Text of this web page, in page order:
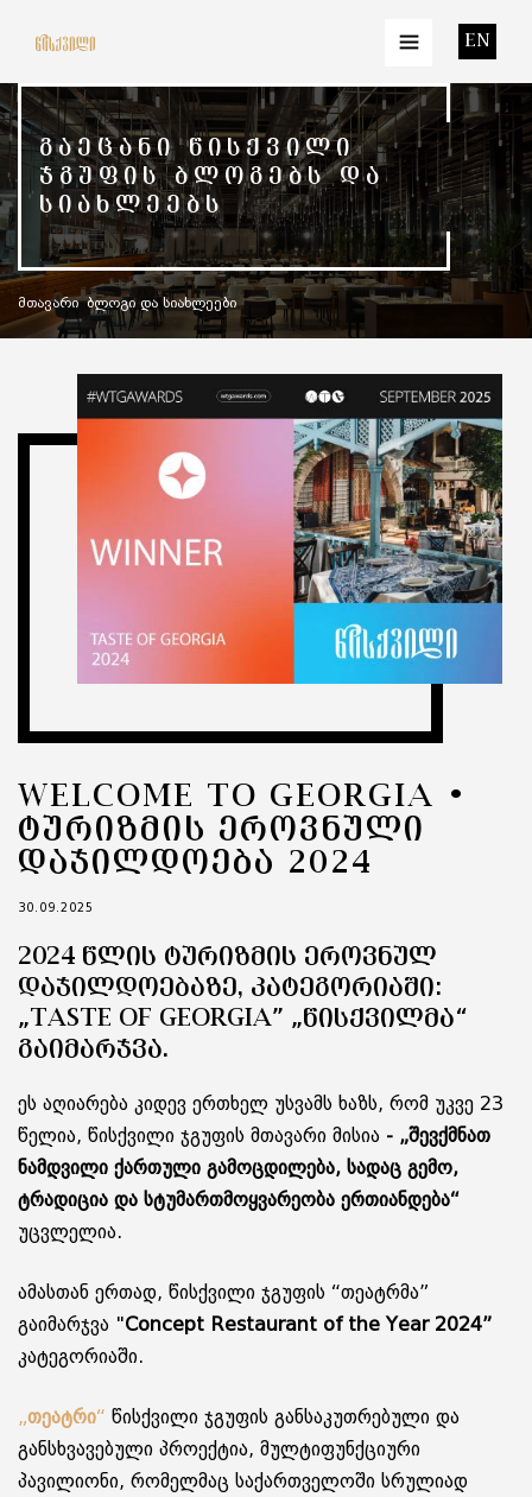
EN
ᲒᲐᲔᲪᲐᲜᲘ ᲬᲘᲡᲥᲕᲘᲚᲘ
ᲯᲒᲣᲤᲘᲡ ᲑᲚᲝᲒᲔᲑᲡ ᲓᲐ
ᲡᲘᲐᲮᲚᲔᲔᲑᲡ
მთავარი ბლოგი და სიახლეები
WELCOME TO GEORGIA •
ᲢᲣᲠᲘᲖᲛᲘᲡ ᲔᲠᲝᲕᲜᲣᲚᲘ
ᲓᲐᲯᲘᲚᲓᲝᲔᲑᲐ 2024
30.09.2025
2024 ᲬᲚᲘᲡ ᲢᲣᲠᲘᲖᲛᲘᲡ ᲔᲠᲝᲕᲜᲣᲚ
ᲓᲐᲯᲘᲚᲓᲝᲔᲑᲐᲖᲔ, ᲙᲐᲢᲔᲒᲝᲠᲘᲐᲨᲘ:
„TASTE OF GEORGIA” „ᲬᲘᲡᲥᲕᲘᲚᲛᲐ“
ᲒᲐᲘᲛᲐᲠᲯᲕᲐ.
ეს აღიარება კიდევ ერთხელ უსვამს ხაზს, რომ უკვე 23
წელია, წისქვილი ჯგუფის მთავარი მისია - „შევქმნათ
ნამდვილი ქართული გამოცდილება, სადაც გემო,
ტრადიცია და სტუმართმოყვარეობა ერთიანდება“
უცვლელია.
ამასთან ერთად, წისქვილი ჯგუფის “თეატრმა”
გაიმარჯვა "Concept Restaurant of the Year 2024”
კატეგორიაში.
„თეატრი“ წისქვილი ჯგუფის განსაკუთრებული და
განსხვავებული პროექტია, მულტიფუნქციური
პავილიონი, რომელმაც საქართველოში სრულიად